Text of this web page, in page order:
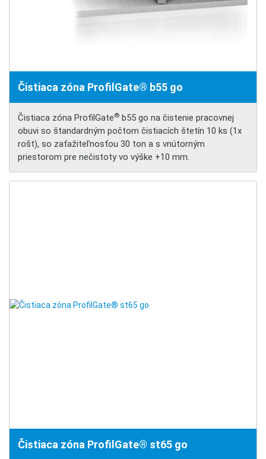
Čistiaca zóna ProfilGate® b55 go
Čistiaca zóna ProfilGate® b55 go na čistenie pracovnej
obuvi so štandardným počtom čistiacích štetín 10 ks (1x
rošt), so zaťažiteľnosťou 30 ton a s vnútorným
priestorom pre nečistoty vo výške +10 mm.
Čistiaca zóna ProfilGate® st65 go